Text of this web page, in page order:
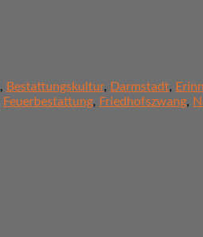
, Bestattungskultur, Darmstadt,
Feuerbestattung, Friedhofszwang,